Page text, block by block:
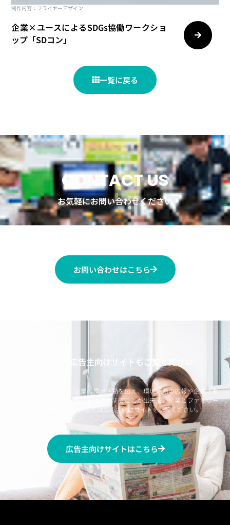
制作内容：フライヤーデザイン
企業×ユースによるSDGs協働ワークショ
ップ「SDコン」
一覧に戻る
CONTACT US
お気軽にお問い合わせください
お問い合わせはこちら
エコチル広告主向けサイトもご覧ください
エコチルとは、家庭に企業の環境活動を伝え、環境活動の広報や企業活動
のプロモーションツールとして活用することが出来る、企業とファミリー
層をつなげる媒体です。詳しくは広告主向けサイトをご覧ください。
広告主向けサイトはこちら